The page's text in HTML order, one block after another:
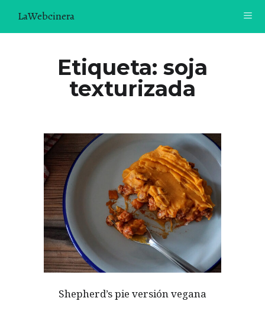
LaWebcinera
VIDEORECETAS
SOBRE MÍ
¿TE GUSTARÍA UNIRTE A NUESTRA AVENTURA GASTRON
ÓMICA?
ÚNETE A LA NEWSLETTER
RECOMENDACIONES
Etiqueta: soja
texturizada
Shepherd’s pie versión vegana